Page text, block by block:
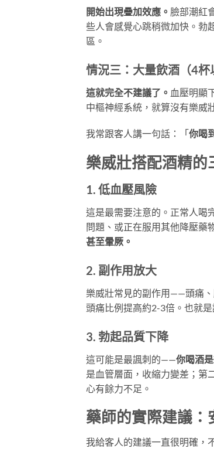
開始出現疊加效應。 臉部潮紅
些人會感覺心跳稍微加快。勃
區。
情況三：大量飲酒（4杯
這就完全不建議了。 血壓明顯
中樞神經系統，就算沒有樂威
我常跟客人講一句話：「 你喝
樂威壯搭配酒精的
1. 低血壓風險
這是最需要注意的。正常人喝
問題、或正在服用其他降壓藥
甚至暈厥。
2. 副作用放大
樂威壯常見的副作用——頭痛
頭痛比例提高約2-3倍。也就
3. 勃起品質下降
這可能是最諷刺的——你喝酒
是血管層面，收縮力變差；第
心有餘力不足。
藥師的實際建議：
我給客人的建議一直很明確，